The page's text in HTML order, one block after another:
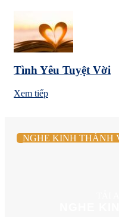
Tình Yêu Tuyệt Vời
Xem tiếp
NGHE KINH THÁNH